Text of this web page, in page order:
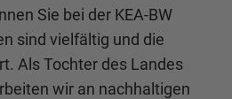
Sie bei der KEA-BW
sind vielfältig und die
Als Tochter des Landes
wir an nachhaltigen